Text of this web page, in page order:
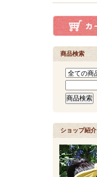
商品検索
ショップ紹介